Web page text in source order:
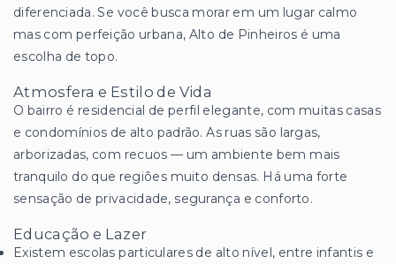
diferenciada. Se você busca morar em um lugar calmo
mas com perfeição urbana, Alto de Pinheiros é uma
escolha de topo.
Atmosfera e Estilo de Vida
O bairro é residencial de perfil elegante, com muitas casas
e condomínios de alto padrão. As ruas são largas,
arborizadas, com recuos — um ambiente bem mais
tranquilo do que regiões muito densas. Há uma forte
sensação de privacidade, segurança e conforto.
Educação e Lazer
Existem escolas particulares de alto nível, entre infantis e